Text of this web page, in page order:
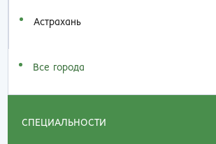
Астрахань
Все города
СПЕЦИАЛЬНОСТИ